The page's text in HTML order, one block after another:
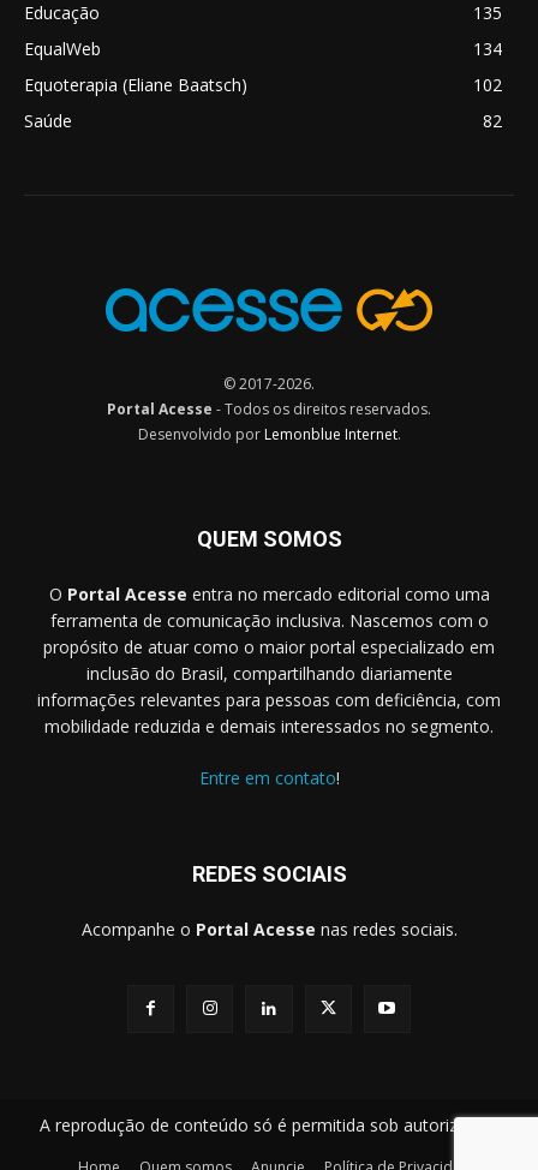
Educação
135
EqualWeb
134
Equoterapia (Eliane Baatsch)
102
Saúde
82
© 2017-2026.
Portal Acesse - Todos os direitos reservados.
Desenvolvido por Lemonblue Internet.
QUEM SOMOS
O Portal Acesse entra no mercado editorial como uma
ferramenta de comunicação inclusiva. Nascemos com o
propósito de atuar como o maior portal especializado em
inclusão do Brasil, compartilhando diariamente
informações relevantes para pessoas com deficiência, com
mobilidade reduzida e demais interessados no segmento.
Entre em contato!
REDES SOCIAIS
Acompanhe o Portal Acesse nas redes sociais.
A reprodução de conteúdo só é permitida sob autorização.